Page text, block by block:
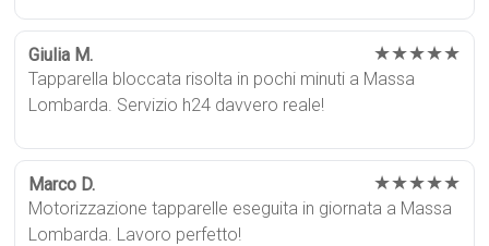
Giulia M. ★★★★★
Tapparella bloccata risolta in pochi minuti a Massa
Lombarda. Servizio h24 davvero reale!
Marco D. ★★★★★
Motorizzazione tapparelle eseguita in giornata a Massa
Lombarda. Lavoro perfetto!